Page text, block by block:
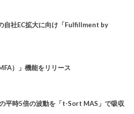
自社EC拡大に向け「Fulfillment by
）」機能をリリース
平時5倍の波動を「t-Sort MAS」で吸収